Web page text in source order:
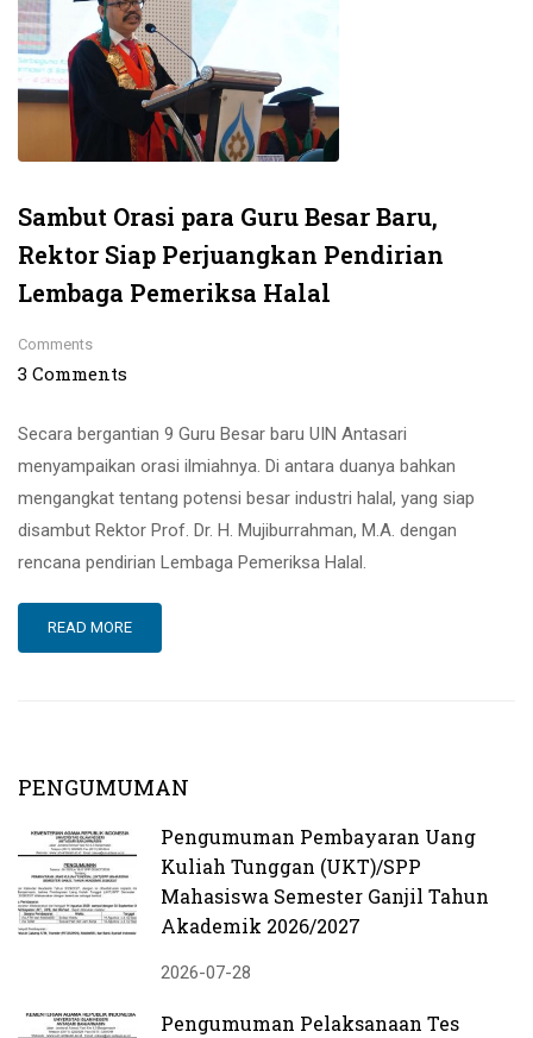
Sambut Orasi para Guru Besar Baru,
Rektor Siap Perjuangkan Pendirian
Lembaga Pemeriksa Halal
Comments
3 Comments
Secara bergantian 9 Guru Besar baru UIN Antasari
menyampaikan orasi ilmiahnya. Di antara duanya bahkan
mengangkat tentang potensi besar industri halal, yang siap
disambut Rektor Prof. Dr. H. Mujiburrahman, M.A. dengan
rencana pendirian Lembaga Pemeriksa Halal.
READ MORE
PENGUMUMAN
Pengumuman Pembayaran Uang
Kuliah Tunggan (UKT)/SPP
Mahasiswa Semester Ganjil Tahun
Akademik 2026/2027
2026-07-28
Pengumuman Pelaksanaan Tes